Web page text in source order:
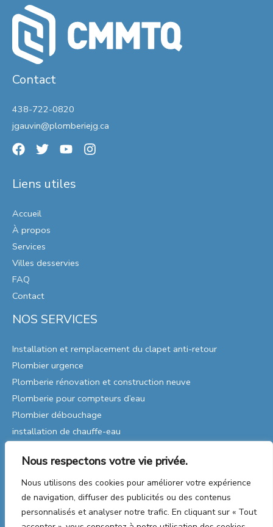
Nous respectons votre vie privée.
Nous utilisons des cookies pour améliorer votre expérience
de navigation, diffuser des publicités ou des contenus
personnalisés et analyser notre trafic. En cliquant sur « Tout
Contact
438-722-0820
jgauvin@plomberiejg.ca
Liens utiles
Accueil
À propos
Services
Villes desservies
FAQ
Contact
NOS SERVICES
Installation et remplacement du clapet anti-retour
Plombier urgence
Plomberie rénovation et construction neuve
Plomberie pour compteurs d’eau
Plombier débouchage
installation de chauffe-eau
Réparations de plomberie
Plomberie Industrielle